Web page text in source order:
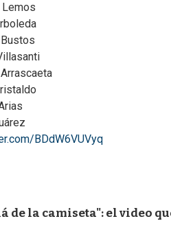
BDdW6VUVyq
la camiseta": el video